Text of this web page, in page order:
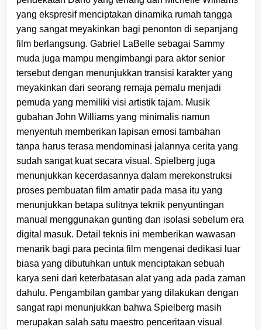
yang ekspresif menciptakan dinamika rumah tangga
yang sangat meyakinkan bagi penonton di sepanjang
film berlangsung. Gabriel LaBelle sebagai Sammy
muda juga mampu mengimbangi para aktor senior
tersebut dengan menunjukkan transisi karakter yang
meyakinkan dari seorang remaja pemalu menjadi
pemuda yang memiliki visi artistik tajam. Musik
gubahan John Williams yang minimalis namun
menyentuh memberikan lapisan emosi tambahan
tanpa harus terasa mendominasi jalannya cerita yang
sudah sangat kuat secara visual. Spielberg juga
menunjukkan kecerdasannya dalam merekonstruksi
proses pembuatan film amatir pada masa itu yang
menunjukkan betapa sulitnya teknik penyuntingan
manual menggunakan gunting dan isolasi sebelum era
digital masuk. Detail teknis ini memberikan wawasan
menarik bagi para pecinta film mengenai dedikasi luar
biasa yang dibutuhkan untuk menciptakan sebuah
karya seni dari keterbatasan alat yang ada pada zaman
dahulu. Pengambilan gambar yang dilakukan dengan
sangat rapi menunjukkan bahwa Spielberg masih
merupakan salah satu maestro penceritaan visual